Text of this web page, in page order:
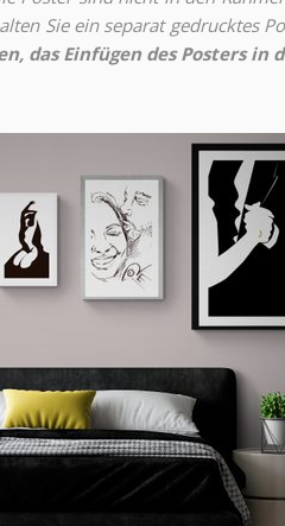
Sie ein separat gedrucktes
das Einfügen des Posters